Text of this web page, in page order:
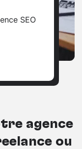
SEO
agence
ou